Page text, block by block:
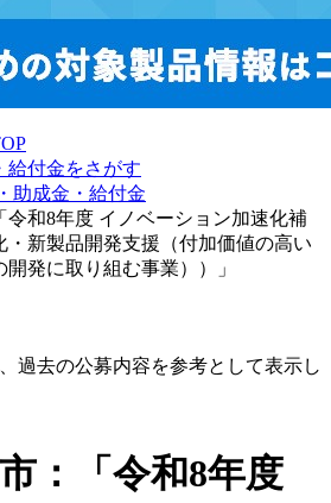
給付金をさがす
助成金・給付金
令和8年度 イノベーション加速化補
・新製品開発支援（付加価値の高い
発に取り組む事業））」
過去の公募内容を参考として表示し
：「令和8年度